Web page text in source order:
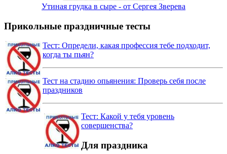
Утиная грудка в сыре - от Сергея Зверева
Прикольные праздничные тесты
Тест: Определи, какая профессия тебе подходит,
когда ты пьян?
Тест на стадию опьянения: Проверь себя после
праздников
Тест: Какой у тебя уровень
совершенства?
Для праздника